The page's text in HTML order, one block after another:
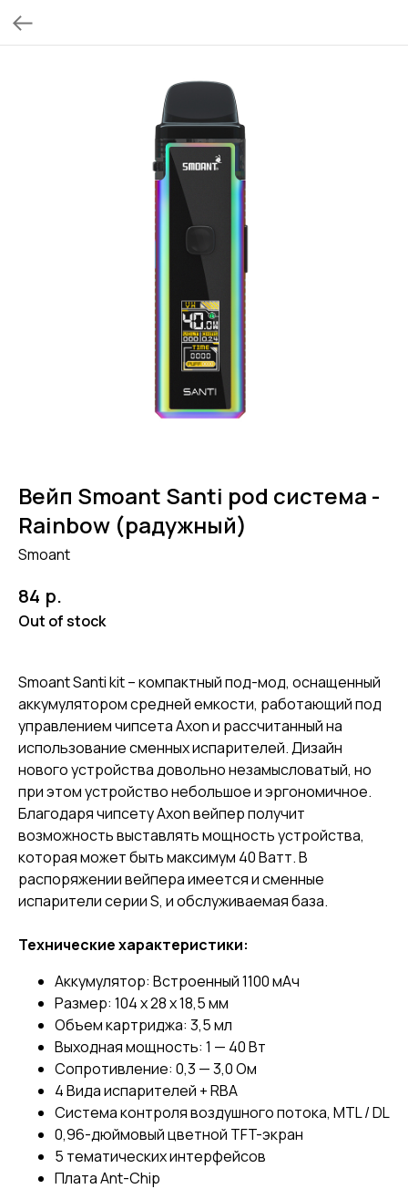
Вейп Smoant Santi pod система -
Rainbow (радужный)
Smoant
84 р.
Out of stock
Smoant Santi kit – компактный под-мод, оснащенный
аккумулятором средней емкости, работающий под
управлением чипсета Axon и рассчитанный на
использование сменных испарителей. Дизайн
нового устройства довольно незамысловатый, но
при этом устройство небольшое и эргономичное.
Благодаря чипсету Axon вейпер получит
возможность выставлять мощность устройства,
которая может быть максимум 40 Ватт. В
распоряжении вейпера имеется и сменные
испарители серии S, и обслуживаемая база.
Технические характеристики:
Аккумулятор: Встроенный 1100 мАч
Размер: 104 х 28 х 18,5 мм
Объем картриджа: 3,5 мл
Выходная мощность: 1 — 40 Вт
Сопротивление: 0,3 — 3,0 Ом
4 Вида испарителей + RBA
Система контроля воздушного потока, MTL / DL
0,96-дюймовый цветной TFT-экран
5 тематических интерфейсов
Плата Ant-Chip